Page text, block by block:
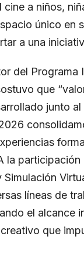
a niños,
único en
a una
del
que
junto
la
líneas de
el alcance
que